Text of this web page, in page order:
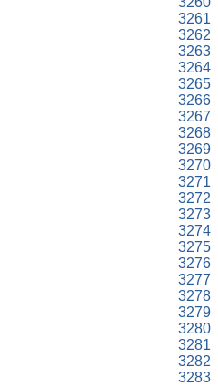
3261
3262
3263
3264
3265
3266
3267
3268
3269
3270
3271
3272
3273
3274
3275
3276
3277
3278
3279
3280
3281
3282
3283